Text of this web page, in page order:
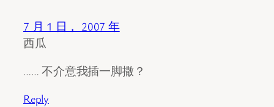
7 月 1 日， 2007 年
西瓜
…… 不介意我插一脚撒？
Reply